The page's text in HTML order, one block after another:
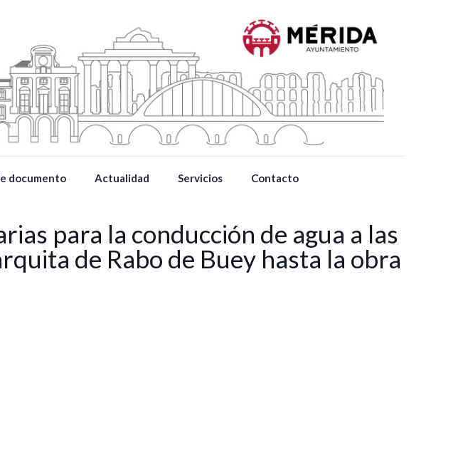
documento Actualidad Servicios Contacto
para la conducción de agua a las
de Rabo de Buey hasta la obra